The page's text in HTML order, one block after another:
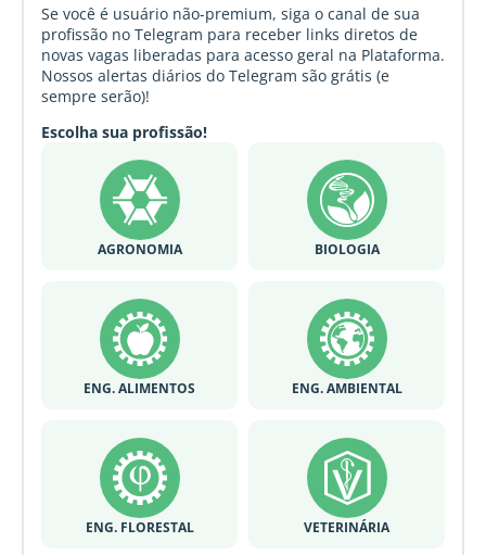
Se você é usuário não-premium, siga o canal de sua
profissão no Telegram para receber links diretos de
novas vagas liberadas para acesso geral na Plataforma.
Nossos alertas diários do Telegram são grátis (e
sempre serão)!
Escolha sua profissão!
AGRONOMIA BIOLOGIA
ENG. ALIMENTOS ENG. AMBIENTAL
ENG. FLORESTAL VETERINÁRIA